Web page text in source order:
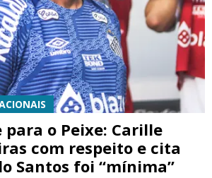
o Peixe: Carille
com respeito e cita
Santos foi “mínima”